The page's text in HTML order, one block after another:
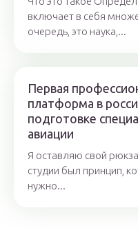
включает в себя
очередь, это наука,...
Первая
платформа в
подготовке
авиации
Я оставляю свой
студии был принцип,
нужно...